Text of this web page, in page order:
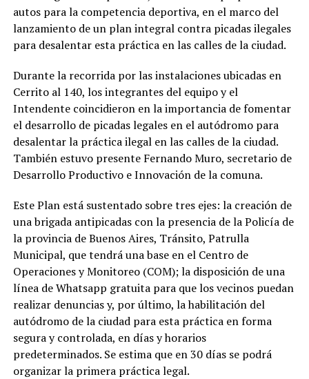
autos para la competencia deportiva, en el marco del
lanzamiento de un plan integral contra picadas ilegales
para desalentar esta práctica en las calles de la ciudad.
Durante la recorrida por las instalaciones ubicadas en
Cerrito al 140, los integrantes del equipo y el
Intendente coincidieron en la importancia de fomentar
el desarrollo de picadas legales en el autódromo para
desalentar la práctica ilegal en las calles de la ciudad.
También estuvo presente Fernando Muro, secretario de
Desarrollo Productivo e Innovación de la comuna.
Este Plan está sustentado sobre tres ejes: la creación de
una brigada antipicadas con la presencia de la Policía de
la provincia de Buenos Aires, Tránsito, Patrulla
Municipal, que tendrá una base en el Centro de
Operaciones y Monitoreo (COM); la disposición de una
línea de Whatsapp gratuita para que los vecinos puedan
realizar denuncias y, por último, la habilitación del
autódromo de la ciudad para esta práctica en forma
segura y controlada, en días y horarios
predeterminados. Se estima que en 30 días se podrá
organizar la primera práctica legal.